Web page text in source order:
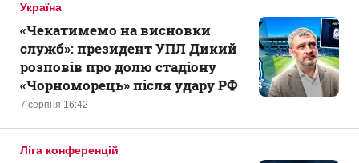
Україна
7 серпня 16:42
«Чекатимемо на висновки
служб»: президент УПЛ Дикий
розповів про долю стадіону
«Чорноморець» після удару РФ
Ліга конференцій